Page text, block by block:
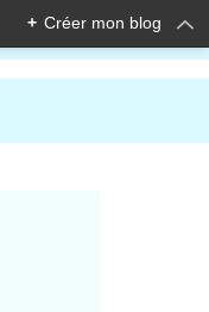
+ Créer mon blog